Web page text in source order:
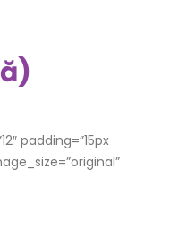
padding=”15px